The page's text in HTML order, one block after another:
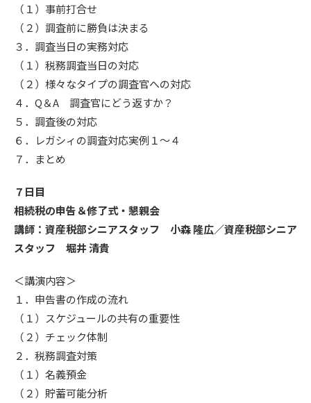
（１）事前打合せ
（２）調査前に勝負は決まる
３．調査当日の実務対応
（１）税務調査当日の対応
（２）様々なタイプの調査官への対応
４．Q＆A 調査官にどう返すか？
５．調査後の対応
６．レガシィの調査対応実例１～４
７．まとめ
７日目
相続税の申告＆修了式・懇親会
講師：資産税部シニアスタッフ 小森 隆広／資産税部シニア
スタッフ 堀井 清貴
＜講演内容＞
１．申告書の作成の流れ
（１）スケジュールの共有の重要性
（２）チェック体制
２．税務調査対策
（１）名義預金
（２）貯蓄可能分析